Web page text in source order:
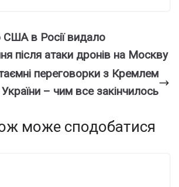
в Росії видало
після атаки дронів на Москву
переговорки з Кремлем
– чим все закінчилось
може сподобатися